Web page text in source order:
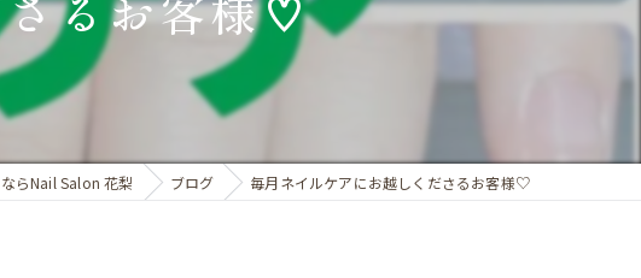
プライベートサロン
らNail Salon 花梨 ブログ 毎月ネイルケアにお越しくださるお客様♡